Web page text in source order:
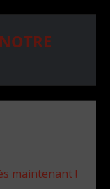
maintenant !